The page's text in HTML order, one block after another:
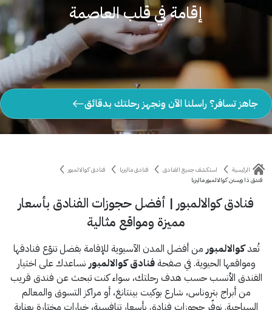
إقامة في قلب العاصمة
جاهز تسافر؟ راسلنا الآن ونجهز رحلتك بدقائق
الرئيسية استكشف جميع الفنادق فنادق ماليزيا
فنادق كوالالمبور
فندق ذا ويستن كوالالمبور ماليزيا
فنادق كوالالمبور | أفضل حجوزات الفنادق بأسعار
مميزة ومواقع مثالية
تُعدكوالالمبورمن أفضل المدن الآسيوية للإقامة بفضل تنوّع فنادقها
ومواقعها الحيوية. في صفحةفنادق كوالالمبورنساعدك على اختيار
الفندق الأنسب حسب هدف رحلتك، سواء كنت تبحث عن فندق قريب
من أبراج بتروناس، شارع بوكيت بينتانغ، أو مراكز التسوق والمعالم
السياحية. نوفّر حجوزات فنادق بأسعار تنافسية، خيارات مختارة بعناية